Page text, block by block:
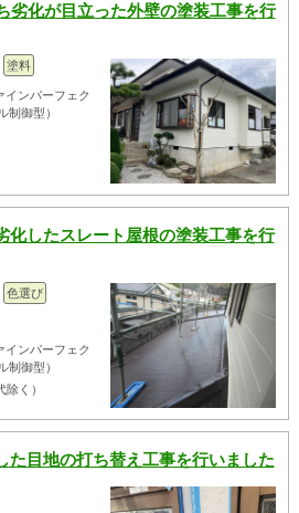
劣化が目立った外壁の塗装工事を行
塗料
ンパーフェク
制御型）
化したスレート屋根の塗装工事を行
色選び
ンパーフェク
制御型）
く）
た目地の打ち替え工事を行いました